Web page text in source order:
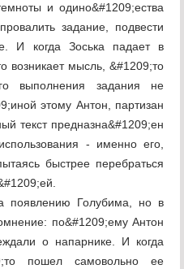
и одино&#1209;ества
задание, подвести
И когда Зоська падает в
возникает мысль, &#1209;то
выполнения задания не
этому Антон, партизан
текст предназна&#1209;ен
- именно его,
быстрее перебраться
появлению Голубима, но в
по&#1209;ему Антон
о напарнике. И когда
пошел самовольно ее